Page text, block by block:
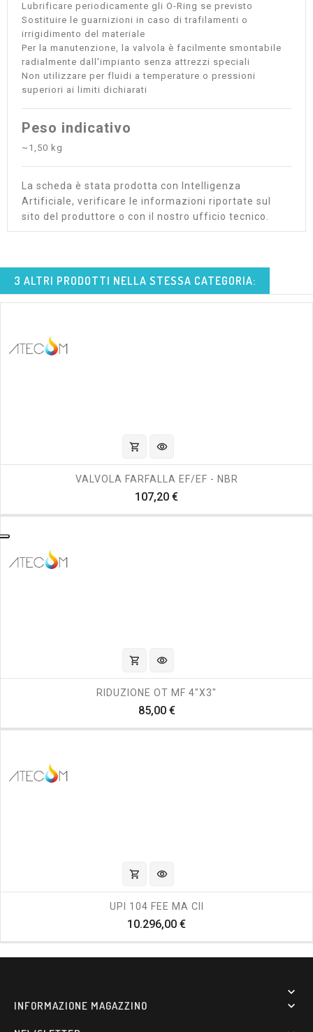
Lubrificare periodicamente gli O-Ring se previsto
Sostituire le guarnizioni in caso di trafilamenti o
irrigidimento del materiale
Per la manutenzione, la valvola è facilmente smontabile
radialmente dall'impianto senza attrezzi speciali
Non utilizzare per fluidi a temperature o pressioni
superiori ai limiti dichiarati
Peso indicativo
~1,50 kg
La scheda è stata prodotta con Intelligenza
Artificiale, verificare le informazioni riportate sul
sito del produttore o con il nostro ufficio tecnico.
3 ALTRI PRODOTTI NELLA STESSA CATEGORIA:
shopping_cart visibility
VALVOLA FARFALLA EF/EF - NBR
107,20 €Prezzo
shopping_cart visibility
RIDUZIONE OT MF 4"X3"
85,00 €Prezzo
shopping_cart visibility
UPI 104 FEE MA CII
10.296,00 €Prezzo

INFORMAZIONE MAGAZZINO 